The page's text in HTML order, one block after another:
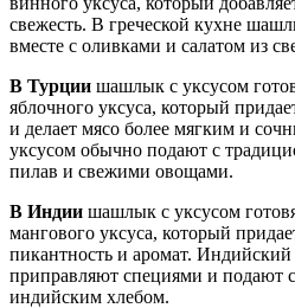
свежесть. В греческой кухне
вместе с оливками и салатом из
В Турции шашлык с уксусом
яблочного уксуса, который
и делает мясо более мягким и
уксусом обычно подают с
пилав и свежими овощами.
В Индии шашлык с уксусом
мангового уксуса, который
пикантность и аромат.
приправляют специями и
индийским хлебом.